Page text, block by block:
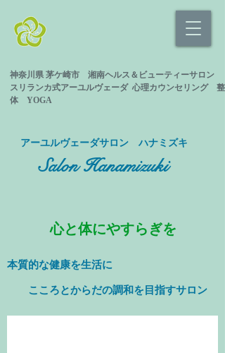
神奈川県 茅ケ崎市 湘南ヘルス＆ビューティーサロン
スリランカ式アーユルヴェーダ 心理カウンセリング 整
体 YOGA
​アーユルヴェーダサロン ハナミズキ
Salon Hanamizuki
心と体にやすらぎを
本質的な健康を生活に
​ こころとからだの調和を目指すサロン